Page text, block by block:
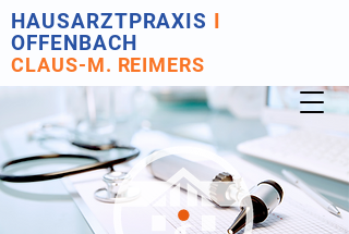
HAUSARZTPRAXIS I
OFFENBACH
CLAUS-M. REIMERS